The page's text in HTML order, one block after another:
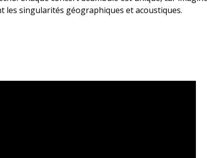
les singularités géographiques et acoustiques.